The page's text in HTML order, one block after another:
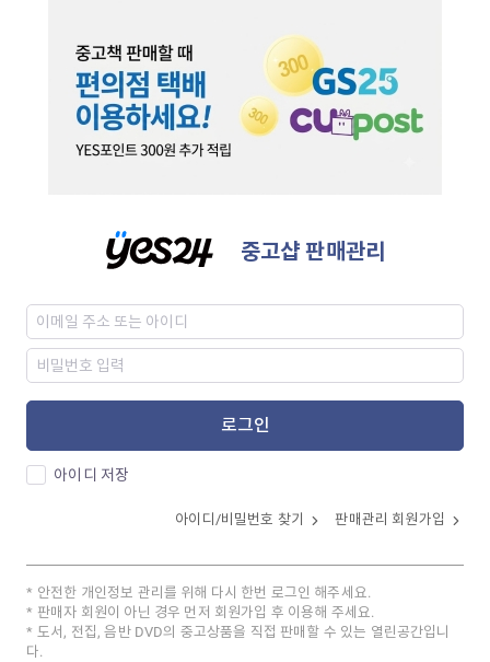
중고샵 판매관리
로그인
아이디 저장
아이디/비밀번호 찾기 판매관리 회원가입
안전한 개인정보 관리를 위해 다시 한번 로그인 해주세요.
판매자 회원이 아닌 경우 먼저 회원가입 후 이용해 주세요.
도서, 전집, 음반 DVD의 중고상품을 직접 판매할 수 있는 열린공간입니
다.